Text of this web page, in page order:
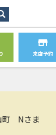
来店予約
町 Nさま